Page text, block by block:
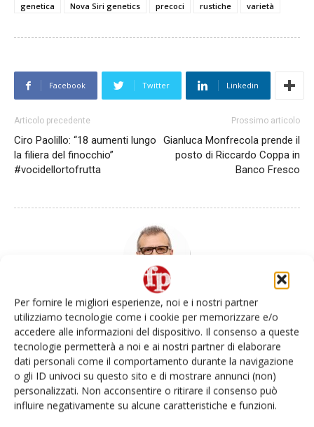
Per fornire le migliori esperienze, noi e i nostri partner
utilizziamo tecnologie come i cookie per memorizzare e/o
accedere alle informazioni del dispositivo. Il consenso a queste
tecnologie permetterà a noi e ai nostri partner di elaborare
dati personali come il comportamento durante la navigazione
o gli ID univoci su questo sito e di mostrare annunci (non)
personalizzati. Non acconsentire o ritirare il consenso può
influire negativamente su alcune caratteristiche e funzioni.
genetica
Nova Siri genetics precoci rustiche varietà
Facebook Twitter Linkedin
Articolo precedente
Ciro Paolillo: “18 aumenti lungo
la filiera del finocchio”
#vocidellortofrutta
Prossimo articolo
Gianluca Monfrecola prende il
posto di Riccardo Coppa in
Banco Fresco
Daniele Colombo
Articoli correlati Di più dello stesso autore